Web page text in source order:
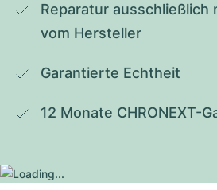
Reparatur ausschließlich
vom Hersteller
Garantierte Echtheit
12 Monate CHRONEXT-